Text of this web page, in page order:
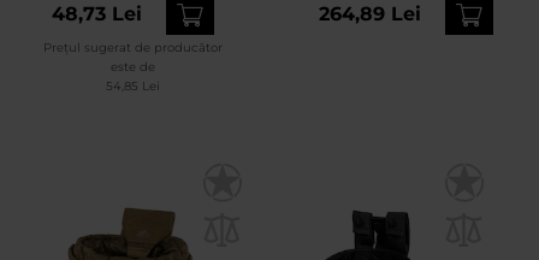
48,73 Lei
Prețul sugerat de producător
este de
54,85 Lei
264,89 Lei